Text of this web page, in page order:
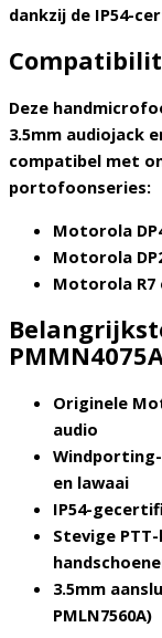
dankzij de IP54-
Deze
3.5mm audiojack
compatibel met
portofoonseries:
Motorola
Motorola
Motorola R7
Originele
audio
en lawaai
IP54-
Stevige
3.5mm
PMLN7560A)